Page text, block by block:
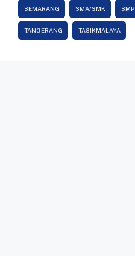
SEMARANG SMA/SMK SMP
TANGERANG TASIKMALAYA